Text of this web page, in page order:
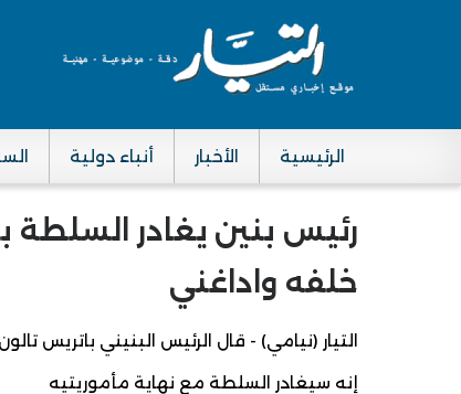
Main navigation
الرئيسية الأخبار أنباء دولية
رئيس بنين يغادر
خلفه واداغني
التيار (نيامي) - قال الرئيس البنيني باتريس
إنه سيغادر السلطة مع نهاية مأموريتيه